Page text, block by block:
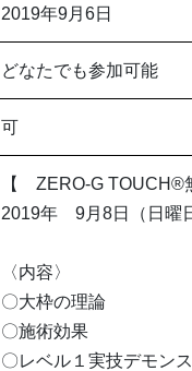
2019年9月6日
どなたでも参加可能
可
【 ZERO-G TOUCH®︎
2019年 9月8日（日曜
〈内容〉
〇大枠の理論
〇施術効果
〇レベル１実技デモン